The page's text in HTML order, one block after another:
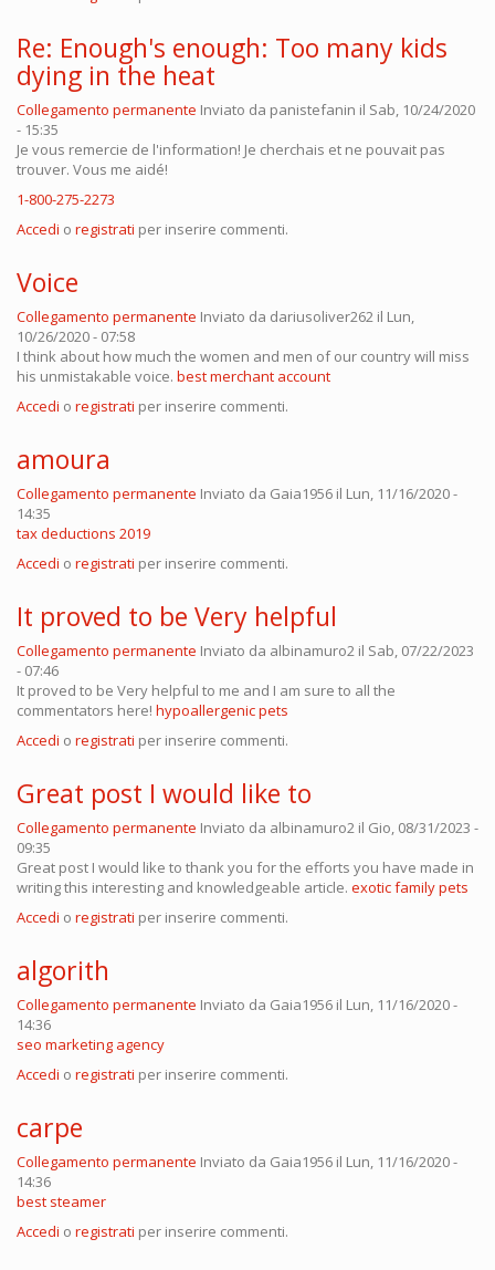
Re: Enough's enough: Too many kids
dying in the heat
Collegamento permanente Inviato da panistefanin il Sab, 10/24/2020
- 15:35
Je vous remercie de l'information! Je cherchais et ne pouvait pas
trouver. Vous me aidé!
1-800-275-2273
Accedi o registrati per inserire commenti.
Voice
Collegamento permanente Inviato da dariusoliver262 il Lun,
10/26/2020 - 07:58
I think about how much the women and men of our country will miss
his unmistakable voice. best merchant account
Accedi o registrati per inserire commenti.
amoura
Collegamento permanente Inviato da Gaia1956 il Lun, 11/16/2020 -
14:35
tax deductions 2019
Accedi o registrati per inserire commenti.
It proved to be Very helpful
Collegamento permanente Inviato da albinamuro2 il Sab, 07/22/2023
- 07:46
It proved to be Very helpful to me and I am sure to all the
commentators here! hypoallergenic pets
Accedi o registrati per inserire commenti.
Great post I would like to
Collegamento permanente Inviato da albinamuro2 il Gio, 08/31/2023 -
09:35
Great post I would like to thank you for the efforts you have made in
writing this interesting and knowledgeable article. exotic family pets
Accedi o registrati per inserire commenti.
algorith
Collegamento permanente Inviato da Gaia1956 il Lun, 11/16/2020 -
14:36
seo marketing agency
Accedi o registrati per inserire commenti.
carpe
Collegamento permanente Inviato da Gaia1956 il Lun, 11/16/2020 -
14:36
best steamer
Accedi o registrati per inserire commenti.